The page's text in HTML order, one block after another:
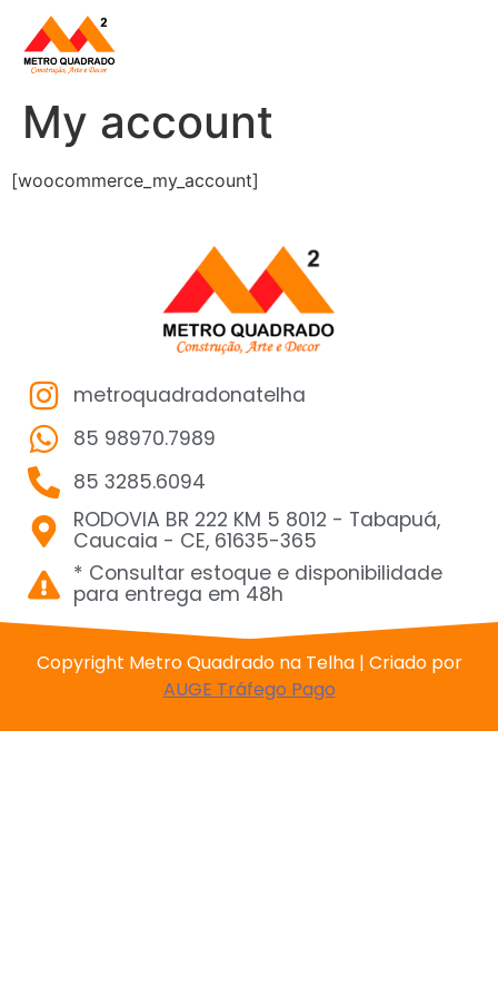
My account
[woocommerce_my_account]
metroquadradonatelha
85 98970.7989
85 3285.6094
RODOVIA BR 222 KM 5 8012 - Tabapuá,
Caucaia - CE, 61635-365
* Consultar estoque e disponibilidade
para entrega em 48h
Copyright Metro Quadrado na Telha | Criado por
AUGE Tráfego Pago